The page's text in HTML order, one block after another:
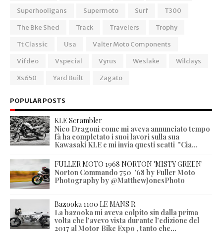
Superhooligans
Supermoto Surf
T300
The Bke Shed
Track Travelers
Trophy
Tt Classic
Usa
Valter Moto Components
Vifdeo
Vspecial Vyrus Weslake
Wildays
Xs650
Yard Built Zagato
POPULAR POSTS
KLE Scrambler
Nico Dragoni come mi aveva annunciato tempo
fà ha completato i suoi lavori sulla sua
Kawasaki KLE e mi invia questi scatti "Cia...
FULLER MOTO 1968 NORTON 'MISTY GREEN'
Norton Commando 750 '68 by Fuller Moto
Photography by @MatthewJonesPhoto
Bazooka 1100 LE MANS R
La bazooka mi aveva colpito sin dalla prima
volta che l'avevo vista durante l'edizione del
2017 al Motor Bike Expo , tanto che...